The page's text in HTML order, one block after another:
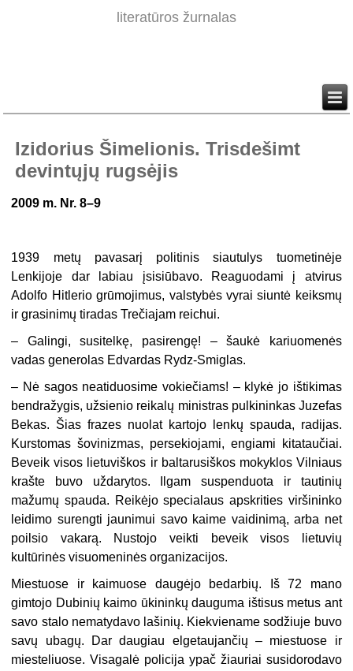
literatūros žurnalas
Izidorius Šimelionis. Trisdešimt
devintųjų rugsėjis
2009 m. Nr. 8–9
1939 metų pavasarį politinis siautulys tuometinėje
Lenkijoje dar labiau įsisiūbavo. Reaguodami į atvirus
Adolfo Hitlerio grūmojimus, valstybės vyrai siuntė keiksmų
ir grasinimų tiradas Trečiajam reichui.
– Galingi, susitelkę, pasirengę! – šaukė kariuomenės
vadas generolas Edvardas Rydz-Smiglas.
– Nė sagos neatiduosime vokiečiams! – klykė jo ištikimas
bendražygis, užsienio reikalų ministras pulkininkas Juzefas
Bekas. Šias frazes nuolat kartojo lenkų spauda, radijas.
Kurstomas šovinizmas, persekiojami, engiami kitataučiai.
Beveik visos lietuviškos ir baltarusiškos mokyklos Vilniaus
krašte buvo uždarytos. Ilgam suspenduota ir tautinių
mažumų spauda. Reikėjo specialaus apskrities viršininko
leidimo surengti jaunimui savo kaime vaidinimą, arba net
poilsio vakarą. Nustojo veikti beveik visos lietuvių
kultūrinės visuomeninės organizacijos.
Miestuose ir kaimuose daugėjo bedarbių. Iš 72 mano
gimtojo Dubinių kaimo ūkininkų dauguma ištisus metus ant
savo stalo nematydavo lašinių. Kiekviename sodžiuje buvo
savų ubagų. Dar daugiau elgetaujančių – miestuose ir
miesteliuose. Visagalė policija ypač žiauriai susidorodavo